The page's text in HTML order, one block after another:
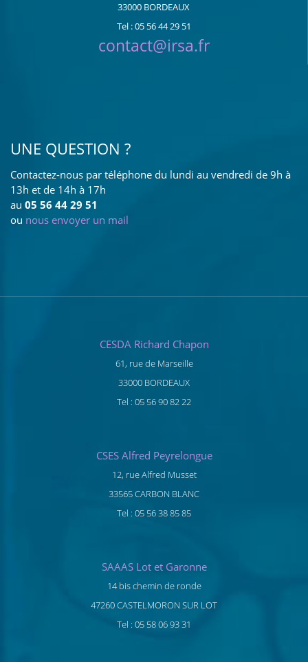
33000 BORDEAUX
Tel : 05 56 44 29 51
contact@irsa.fr
UNE QUESTION ?
Contactez-nous par téléphone du lundi au vendredi de 9h à
13h et de 14h à 17h
au 05 56 44 29 51
ou nous envoyer un mail
CESDA Richard Chapon
61, rue de Marseille
33000 BORDEAUX
Tel : 05 56 90 82 22
CSES Alfred Peyrelongue
12, rue Alfred Musset
33565 CARBON BLANC
Tel : 05 56 38 85 85
SAAAS Lot et Garonne
14 bis chemin de ronde
47260 CASTELMORON SUR LOT
Tel : 05 58 06 93 31